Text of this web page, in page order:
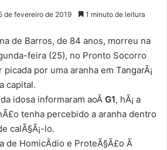
de fevereiro de 2019 1 minuto de leitura
de Barros, de 84 anos, morreu na
feira (25), no Pronto Socorro
picada por uma aranha em TangarÃ¡
capital.
idosa informaram aoÂ G1, hÃ¡ a
tenha percebido a aranha dentro
calÃ§Ã¡-lo.
de HomicÃ­dio e ProteÃ§Ã£o Ã